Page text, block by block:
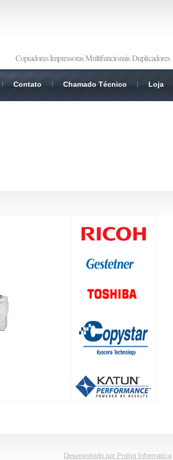
Copiadoras Impressoras Multifuncionais Duplicadores
Contato Chamado Técnico Loja
Desenvolvido por Prolog Informatica